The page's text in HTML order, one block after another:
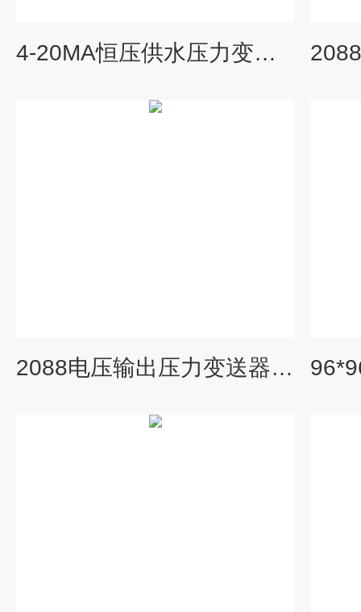
4-20MA恒压供水压力变送器
2088电压输出压力变送器二线LED圆表赫斯曼表头